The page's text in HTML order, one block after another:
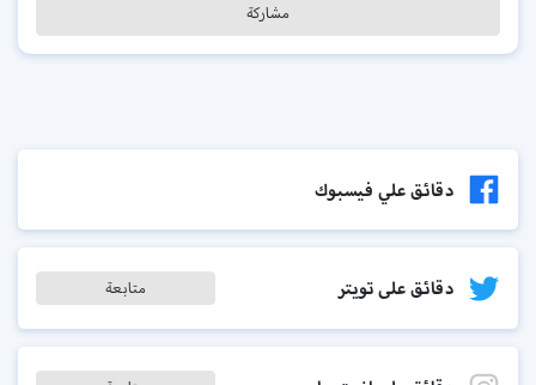
مشاركة
دقائق علي فيسبوك
دقائق على تويتر متابعة